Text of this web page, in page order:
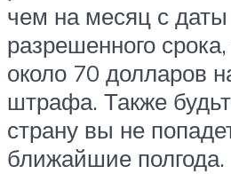
чем на месяц с даты
разрешенного срока,
около 70 долларов
штрафа. Также
страну вы не
ближайшие полгода.